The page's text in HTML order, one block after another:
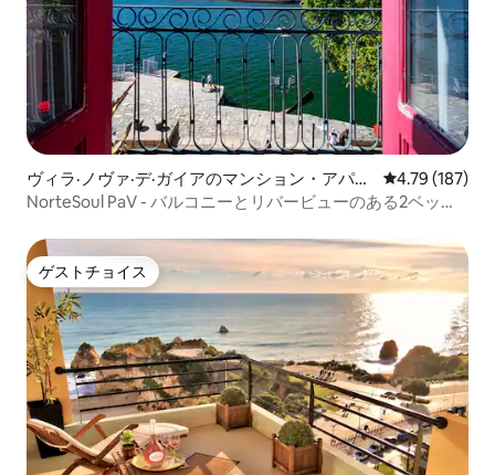
ヴィラ·ノヴァ·デ·ガイアのマンション・アパー
ト
レビュー187
4.79 (187)
NorteSoul PaV - バルコニーとリバービューのある2ベッド
ゲストチョイス
ゲストチョイス